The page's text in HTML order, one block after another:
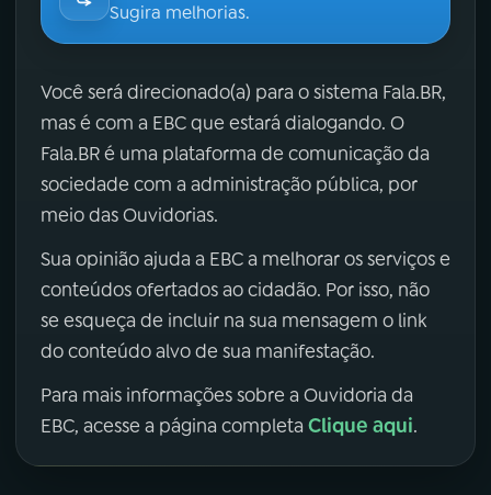
Sugira melhorias.
Você será direcionado(a) para o sistema Fala.BR,
mas é com a EBC que estará dialogando. O
Fala.BR é uma plataforma de comunicação da
sociedade com a administração pública, por
meio das Ouvidorias.
Sua opinião ajuda a EBC a melhorar os serviços e
conteúdos ofertados ao cidadão. Por isso, não
se esqueça de incluir na sua mensagem o link
do conteúdo alvo de sua manifestação.
Para mais informações sobre a Ouvidoria da
EBC, acesse a página completa Clique aqui.